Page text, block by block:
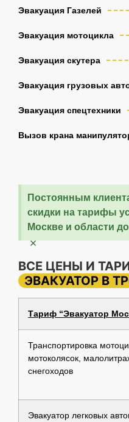
Эвакуация Газелей
Эвакуация мотоцикла
Эвакуация скутера
Эвакуация грузовых
Эвакуация спецтехники
Вызов крана
Постоянным
скидки на тарифы
Москве и области
×
ВСЕ ЦЕНЫ И
ЭВАКУАТОР В
Тариф “Эвакуатор
Транспортировка
мотоколясок,
снегоходов
Эвакуатор легковых